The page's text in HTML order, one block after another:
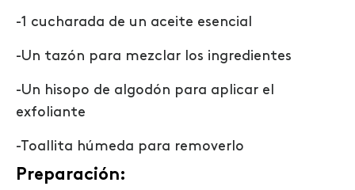
-1 cucharada de un aceite esencial
-Un tazón para mezclar los ingredientes
-Un hisopo de algodón para aplicar el
exfoliante
-Toallita húmeda para removerlo
Preparación: